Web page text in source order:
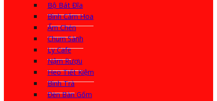
Bộ Bát Đĩa
Bình Cắm Hoa
Ấm Chén
Chum Sành
Ly Cafe
Nậm Rượu
Heo Tiết Kiệm
Bình Trà
Đèn Bàn Gốm